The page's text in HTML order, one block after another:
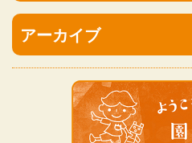
アーカイブ